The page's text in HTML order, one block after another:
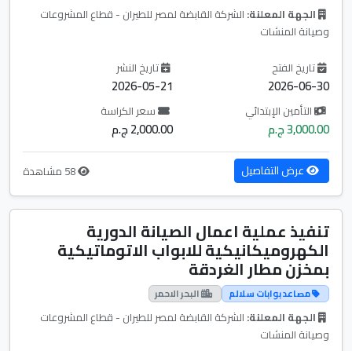
الجهة المعلنة: الشركة القابضة لمصر للطيران - قطاع المشروعات
وصيانة المنشات
تاريخ الفتح
2026-06-30
تاريخ النشر
2026-05-21
التأمين الإبتدائي
3,000.00 ج.م
سعر الكراسة
2,000.00 ج.م
عرض التفاصيل
تنفيذ عملية اعمال الصيانة الدورية
الكهروميكانيكية للابواب الاتوماتيكية
بمخزن مطار الغردقة
مصاعد بوابات سلالم البحر الاحمر
الجهة المعلنة: الشركة القابضة لمصر للطيران - قطاع المشروعات
وصيانة المنشات